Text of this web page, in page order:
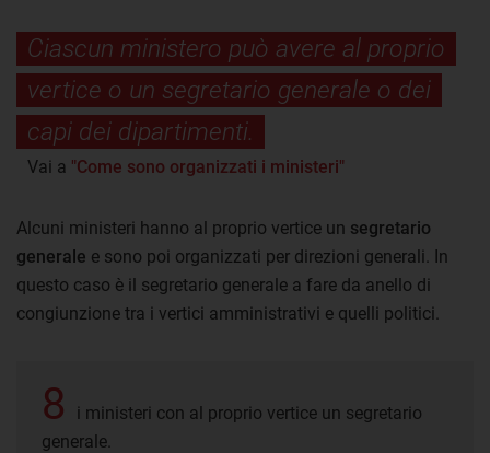
Ciascun ministero può avere al proprio
vertice o un segretario generale o dei
capi dei dipartimenti.
Vai a "Come sono organizzati i ministeri"
Alcuni ministeri hanno al proprio vertice un segretario
generale e sono poi organizzati per direzioni generali. In
questo caso è il segretario generale a fare da anello di
congiunzione tra i vertici amministrativi e quelli politici.
8
i ministeri con al proprio vertice un segretario
generale.